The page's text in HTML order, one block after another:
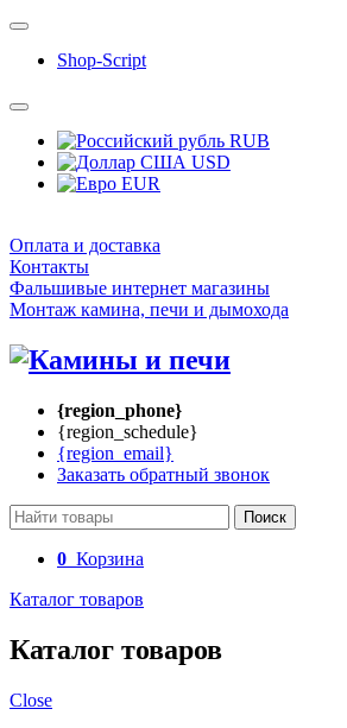
Shop-Script
RUB
USD
EUR
Оплата и доставка
Контакты
Фальшивые интернет магазины
Монтаж камина, печи и дымохода
{region_phone}
{region_schedule}
{region_email}
Заказать обратный звонок
Поиск
0 Корзина
Каталог товаров
Каталог товаров
Close